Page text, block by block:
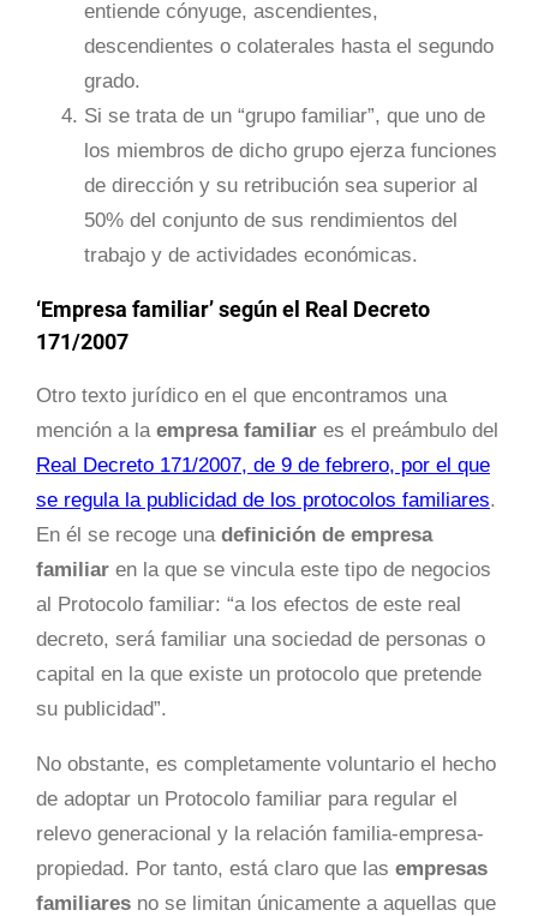
entiende cónyuge, ascendientes,
descendientes o colaterales hasta el segundo
grado.
Si se trata de un “grupo familiar”, que uno de
los miembros de dicho grupo ejerza funciones
de dirección y su retribución sea superior al
50% del conjunto de sus rendimientos del
trabajo y de actividades económicas.
‘Empresa familiar’ según el Real Decreto
171/2007
Otro texto jurídico en el que encontramos una
mención a la empresa familiar es el preámbulo del
Real Decreto 171/2007, de 9 de febrero, por el que
se regula la publicidad de los protocolos familiares.
En él se recoge una definición de empresa
familiar en la que se vincula este tipo de negocios
al Protocolo familiar: “a los efectos de este real
decreto, será familiar una sociedad de personas o
capital en la que existe un protocolo que pretende
su publicidad”.
No obstante, es completamente voluntario el hecho
de adoptar un Protocolo familiar para regular el
relevo generacional y la relación familia-empresa-
propiedad. Por tanto, está claro que las empresas
familiares no se limitan únicamente a aquellas que